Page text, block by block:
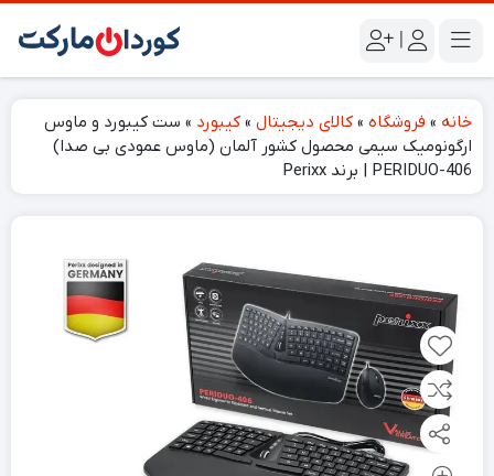
|
خانه » فروشگاه » کالای دیجیتال » کیبورد » ست کیبورد و ماوس
ارگونومیک سیمی محصول کشور آلمان (ماوس عمودی بی صدا)
PERIDUO-406 | برند Perixx